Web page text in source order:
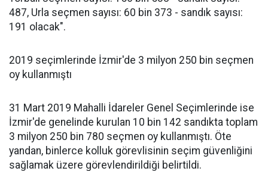
487, Urla seçmen sayısı: 60 bin 373 - sandık sayısı:
191 olacak".
2019 seçimlerinde İzmir'de 3 milyon 250 bin seçmen
oy kullanmıştı
31 Mart 2019 Mahalli İdareler Genel Seçimlerinde ise
İzmir'de genelinde kurulan 10 bin 142 sandıkta toplam
3 milyon 250 bin 780 seçmen oy kullanmıştı. Öte
yandan, binlerce kolluk görevlisinin seçim güvenliğini
sağlamak üzere görevlendirildiği belirtildi.